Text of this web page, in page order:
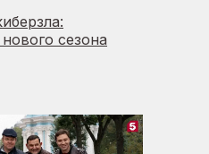
сезона